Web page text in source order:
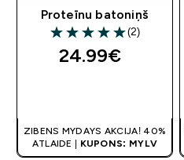
Proteīnu batoniņš
5 out of 5 stars
(2)
24.99€‎
ZIBENS MYDAYS AKCIJA! 40%
ATLAIDE | KUPONS: MYLV